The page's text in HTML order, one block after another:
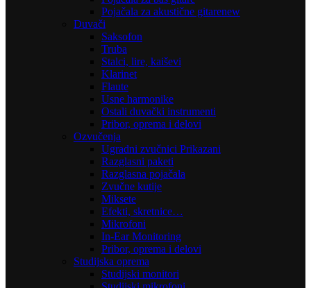
Pojačala za akustične gitarenew
Duvači
Saksofon
Truba
Stalci, lire, kaiševi
Klarinet
Flaute
Usne harmonike
Ostali duvački instrumenti
Pribor, oprema i delovi
Ozvučenja
Ugradni zvučnici Prikazani
Razglasni paketi
Razglasna pojačala
Zvučne kutije
Miksete
Efekti, skretnice…
Mikrofoni
In-Ear Monitoring
Pribor, oprema i delovi
Studijska oprema
Studijski monitori